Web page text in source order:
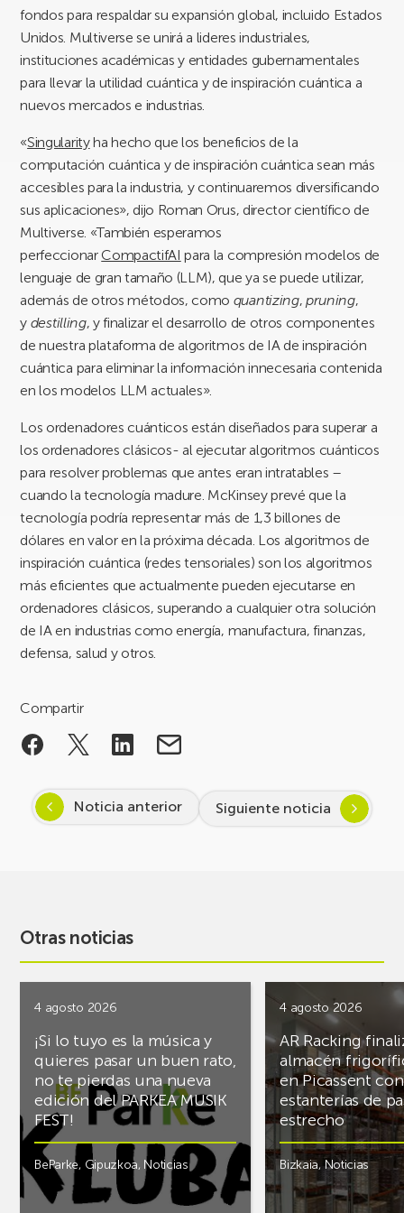
fondos para respaldar su expansión global, incluido Estados
Unidos. Multiverse se unirá a lideres industriales,
instituciones académicas y entidades gubernamentales
para llevar la utilidad cuántica y de inspiración cuántica a
nuevos mercados e industrias.
«Singularityha hecho que los beneficios de la
computación cuántica y de inspiración cuántica sean más
accesibles para la industria, y continuaremos diversificando
sus aplicaciones», dijo Roman Orus, director científico de
Multiverse. «También esperamos
perfeccionarCompactifAI para la compresión modelos de
lenguaje de gran tamaño (LLM), que ya se puede utilizar,
además de otros métodos, como quantizing, pruning,
y destilling, y finalizar el desarrollo de otros componentes
de nuestra plataforma de algoritmos de IA de inspiración
cuántica para eliminar la información innecesaria contenida
en los modelos LLM actuales».
Los ordenadores cuánticos están diseñados para superar a
los ordenadores clásicos- al ejecutar algoritmos cuánticos
para resolver problemas que antes eran intratables –
cuando la tecnología madure. McKinsey prevé que la
tecnología podría representar más de 1,3 billones de
dólares en valor en la próxima década. Los algoritmos de
inspiración cuántica (redes tensoriales) son los algoritmos
más eficientes que actualmente pueden ejecutarse en
ordenadores clásicos, superando a cualquier otra solución
de IA en industrias como energía, manufactura, finanzas,
defensa, salud y otros.
Compartir
Noticia anterior Siguiente noticia
Otras noticias
4 agosto 2026
¡Si lo tuyo es la música y
quieres pasar un buen rato,
no te pierdas una nueva
edición del PARKEA MUSIK
FEST!
BeParke, Gipuzkoa, Noticias
4 agosto 2026
AR Racking
almacén
en Picassent con
estanterías de
estrecho
Bizkaia,Noticias